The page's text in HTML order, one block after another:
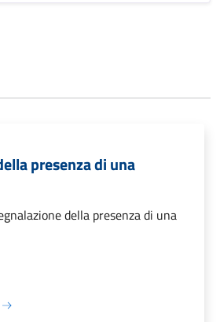
presenza di una
della presenza di una